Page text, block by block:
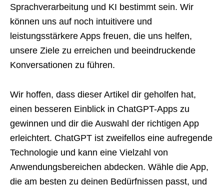
Sprachverarbeitung und KI bestimmt sein. Wir
können uns auf noch intuitivere und
leistungsstärkere Apps freuen, die uns helfen,
unsere Ziele zu erreichen und beeindruckende
Konversationen zu führen.
Wir hoffen, dass dieser Artikel dir geholfen hat,
einen besseren Einblick in ChatGPT-Apps zu
gewinnen und dir die Auswahl der richtigen App
erleichtert. ChatGPT ist zweifellos eine aufregende
Technologie und kann eine Vielzahl von
Anwendungsbereichen abdecken. Wähle die App,
die am besten zu deinen Bedürfnissen passt, und